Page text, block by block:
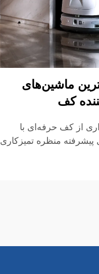
ماشین‌های
کف
از کف حرفه‌ای با
پیشرفته منظره تمیزکاری
دچار دگرگونی شده